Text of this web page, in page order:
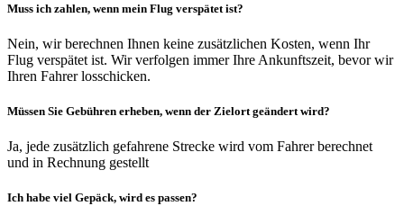
Muss ich zahlen, wenn mein Flug verspätet ist?
Nein, wir berechnen Ihnen keine zusätzlichen Kosten, wenn Ihr
Flug verspätet ist. Wir verfolgen immer Ihre Ankunftszeit, bevor wir
Ihren Fahrer losschicken.
Müssen Sie Gebühren erheben, wenn der Zielort geändert wird?
Ja, jede zusätzlich gefahrene Strecke wird vom Fahrer berechnet
und in Rechnung gestellt
Ich habe viel Gepäck, wird es passen?